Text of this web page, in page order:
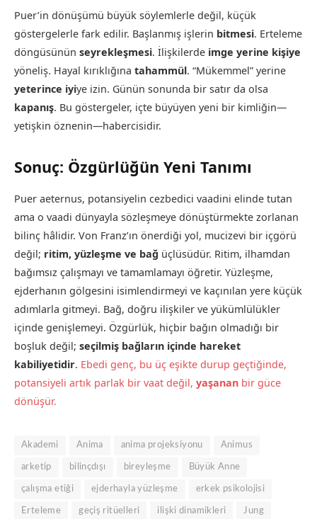
Puer’in dönüşümü büyük söylemlerle değil, küçük
göstergelerle fark edilir. Başlanmış işlerin bitmesi. Erteleme
döngüsünün seyrekleşmesi. İlişkilerde imge yerine kişiye
yöneliş. Hayal kırıklığına tahammül. “Mükemmel” yerine
yeterince iyiye izin. Günün sonunda bir satır da olsa
kapanış. Bu göstergeler, içte büyüyen yeni bir kimliğin—
yetişkin öznenin—habercisidir.
Sonuç: Özgürlüğün Yeni Tanımı
Puer aeternus, potansiyelin cezbedici vaadini elinde tutan
ama o vaadi dünyayla sözleşmeye dönüştürmekte zorlanan
bilinç hâlidir. Von Franz’ın önerdiği yol, mucizevi bir içgörü
değil; ritim, yüzleşme ve bağ üçlüsüdür. Ritim, ilhamdan
bağımsız çalışmayı ve tamamlamayı öğretir. Yüzleşme,
ejderhanın gölgesini isimlendirmeyi ve kaçınılan yere küçük
adımlarla gitmeyi. Bağ, doğru ilişkiler ve yükümlülükler
içinde genişlemeyi. Özgürlük, hiçbir bağın olmadığı bir
boşluk değil; seçilmiş bağların içinde hareket
kabiliyetidir. Ebedi genç, bu üç eşikte durup geçtiğinde,
potansiyeli artık parlak bir vaat değil, yaşanan bir güce
dönüşür.
Akademi Anima anima projeksiyonu Animus
arketip bilinçdışı bireyleşme Büyük Anne
çalışma etiği ejderhayla yüzleşme erkek psikolojisi
Erteleme geçiş ritüelleri ilişki dinamikleri Jung